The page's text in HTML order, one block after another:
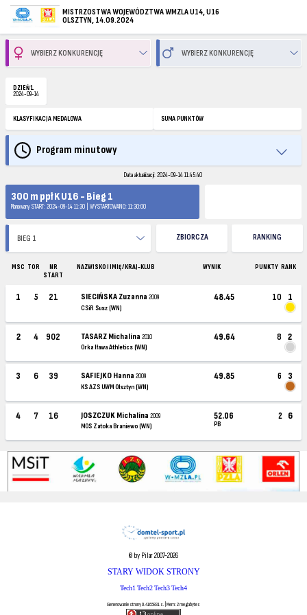
MISTRZOSTWA WOJEWÓDZTWA WMZLA U14, U16
OLSZTYN, 14.09.2024
DZIEŃ 1
2024-09-14
KLASYFIKACJA MEDALOWA SUMA PUNKTÓW
Program minutowy
Data aktualizacji: 2024-09-14 11:45:40
300 m ppł K U16 - Bieg 1
Planowany START: 2024-09-14 11:30 | WYSTARTOWANO: 11:30:00
ZBIORCZA RANKING
MSC TOR
NR
START
NAZWISKO I IMIĘ / KRAJ-KLUB WYNIK PUNKTY RANK
1 5 21 SIECIŃSKA Zuzanna2009
CSiR Susz (WN)
48.45 10 1
2 4 902 TASARZ Michalina2010
Orka Iława Athletics (WN)
49.64 8 2
3 6 39 SAFIEJKO Hanna2009
KS AZS UWM Olsztyn (WN)
49.85 6 3
4 7 16 JOSZCZUK Michalina2009
MOS Zatoka Braniewo (WN)
52.06
PB
2 6
© by Pilar 2007-2026
STARY WIDOK STRONY
Tech1Tech2Tech3Tech4
Generowanie strony 0.4165831 s. | Mem: 2 megabytes